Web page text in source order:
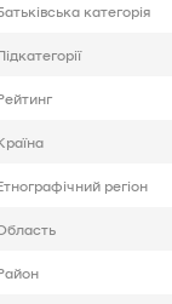
категорія
регіон